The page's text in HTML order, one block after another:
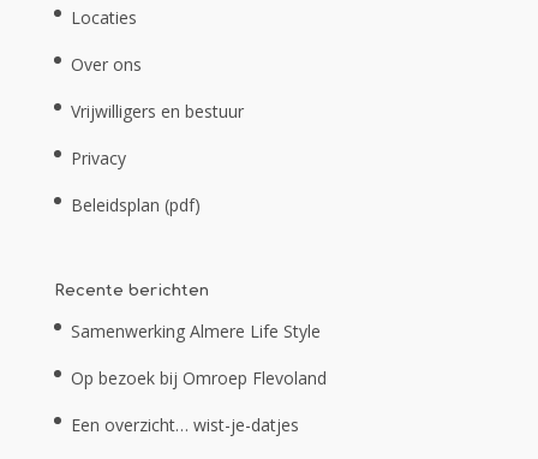
Locaties
Over ons
Vrijwilligers en bestuur
Privacy
Beleidsplan (pdf)
Recente berichten
Samenwerking Almere Life Style
Op bezoek bij Omroep Flevoland
Een overzicht… wist-je-datjes